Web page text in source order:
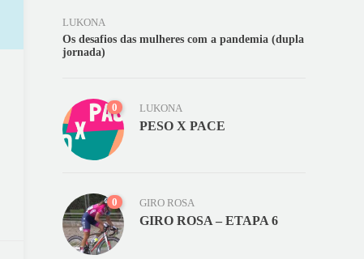
LUKONA
Os desafios das mulheres com a pandemia (dupla
jornada)
0 LUKONA
PESO X PACE
0 GIRO ROSA
GIRO ROSA – ETAPA 6